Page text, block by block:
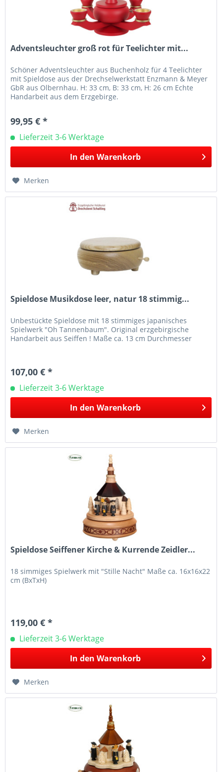
Adventsleuchter groß rot für Teelichter mit...
Schöner Adventsleuchter aus Buchenholz für 4 Teelichter
mit Spieldose aus der Drechselwerkstatt Enzmann & Meyer
GbR aus Olbernhau. H: 33 cm, B: 33 cm, H: 26 cm Echte
Handarbeit aus dem Erzgebirge.
99,95 € *
Lieferzeit 3-6 Werktage
In den Warenkorb
Merken
Spieldose Musikdose leer, natur 18 stimmig...
Unbestückte Spieldose mit 18 stimmiges japanisches
Spielwerk "Oh Tannenbaum". Original erzgebirgische
Handarbeit aus Seiffen ! Maße ca. 13 cm Durchmesser
107,00 € *
Lieferzeit 3-6 Werktage
In den Warenkorb
Merken
Spieldose Seiffener Kirche & Kurrende Zeidler...
18 simmiges Spielwerk mit "Stille Nacht" Maße ca. 16x16x22
cm (BxTxH)
119,00 € *
Lieferzeit 3-6 Werktage
In den Warenkorb
Merken